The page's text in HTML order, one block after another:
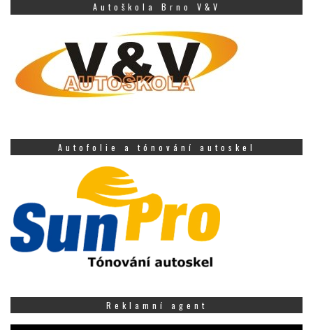
Autoškola Brno V&V
Autofolie a tónování autoskel
Reklamní agent